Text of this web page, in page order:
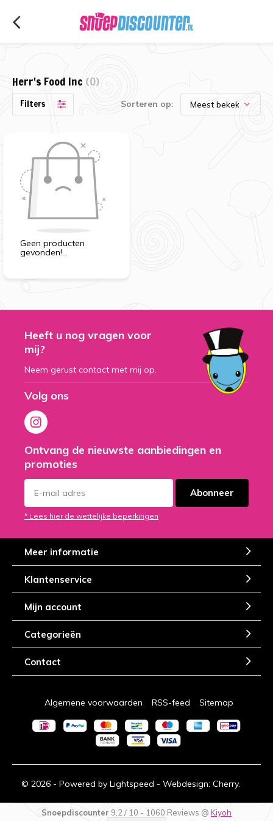
Herr's Food Inc (0)
Filters Sorteren op:
Geen producten
gevonden!...
Heeft u nog vragen voor
mij?
Neem gerust contact met mij op.
Volg ons
Ontvang de nieuwste aanbiedingen en
promoties
Abonneer
* Lees hier de wettelijke beperkingen
Meer informatie
Klantenservice
Mijn account
Categorieën
Contact
© 2026 - Powered by Lightspeed - Webdesign: Cherry.
Algemene voorwaarden RSS-feed Sitemap
Snoepdiscounter 9,2 / 10 - 1060 Reviews @ Kiyoh